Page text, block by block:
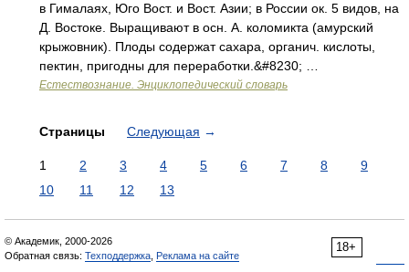
в Гималаях, Юго Вост. и Вост. Азии; в России ок. 5 видов, на
Д. Востоке. Выращивают в осн. А. коломикта (амурский
крыжовник). Плоды содержат caxapа, органич. кислоты,
пектин, пригодны для переработки.&#8230; …
Естествознание. Энциклопедический словарь
Страницы Следующая →
1 2 3 4 5 6 7 8
9
10
11 12 13
18+
© Академик, 2000-2026
Обратная связь: Техподдержка Реклама на сайте